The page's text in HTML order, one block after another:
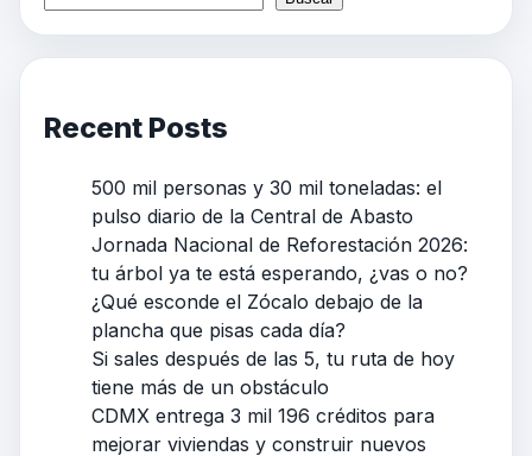
Recent Posts
500 mil personas y 30 mil toneladas: el
pulso diario de la Central de Abasto
Jornada Nacional de Reforestación 2026:
tu árbol ya te está esperando, ¿vas o no?
¿Qué esconde el Zócalo debajo de la
plancha que pisas cada día?
Si sales después de las 5, tu ruta de hoy
tiene más de un obstáculo
CDMX entrega 3 mil 196 créditos para
mejorar viviendas y construir nuevos